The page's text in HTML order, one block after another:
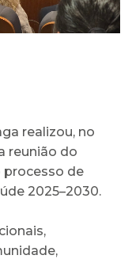
realizou, no
reunião do
de
2025–2030.